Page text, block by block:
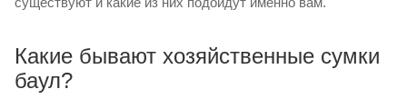
Какие бывают хозяйственные сумки
баул?